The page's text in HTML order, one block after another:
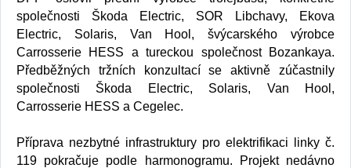
společnosti Škoda Electric, SOR Libchavy, Ekova
Electric, Solaris, Van Hool, švýcarského výrobce
Carrosserie HESS a tureckou společnost Bozankaya.
Předběžných tržních konzultací se aktivně zúčastnily
společnosti Škoda Electric, Solaris, Van Hool,
Carrosserie HESS a Cegelec.
Příprava nezbytné infrastruktury pro elektrifikaci linky č.
119 pokračuje podle harmonogramu. Projekt nedávno